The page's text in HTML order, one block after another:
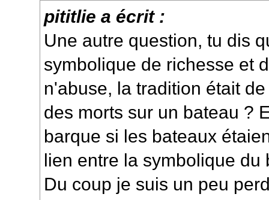
pititlie a écrit :
Une autre question, tu dis
symbolique de richesse et
n'abuse, la tradition était
des morts sur un bateau ?
barque si les bateaux
lien entre la symbolique du
Du coup je suis un peu